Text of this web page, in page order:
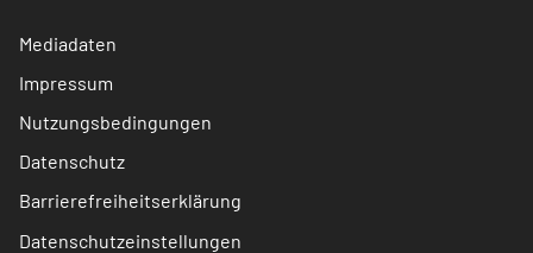
Mediadaten
Impressum
Nutzungsbedingungen
Datenschutz
Barrierefreiheitserklärung
Datenschutzeinstellungen